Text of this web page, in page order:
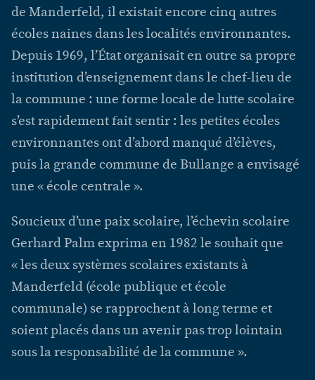
de Manderfeld, il existait encore cinq autres
écoles naines dans les localités environnantes.
Depuis 1969, l’État organisait en outre sa propre
institution d’enseignement dans le chef-lieu de
la commune : une forme locale de lutte scolaire
s’est rapidement fait sentir : les petites écoles
environnantes ont d’abord manqué d’élèves,
puis la grande commune de Bullange a envisagé
une « école centrale ».
Soucieux d’une paix scolaire, l’échevin scolaire
Gerhard Palm exprima en 1982 le souhait que
« les deux systèmes scolaires existants à
Manderfeld (école publique et école
communale) se rapprochent à long terme et
soient placés dans un avenir pas trop lointain
sous la responsabilité de la commune ».